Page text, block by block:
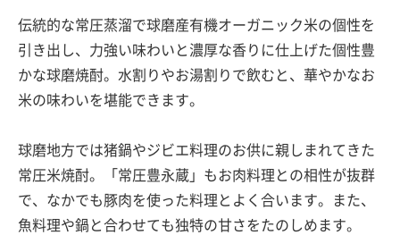
伝統的な常圧蒸溜で球磨産有機オーガニック米の個性を
引き出し、力強い味わいと濃厚な香りに仕上げた個性豊
かな球磨焼酎。水割りやお湯割りで飲むと、華やかなお
米の味わいを堪能できます。
球磨地方では猪鍋やジビエ料理のお供に親しまれてきた
常圧米焼酎。「常圧豊永蔵」もお肉料理との相性が抜群
で、なかでも豚肉を使った料理とよく合います。また、
魚料理や鍋と合わせても独特の甘さをたのしめます。